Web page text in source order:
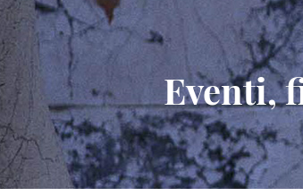
Eventi,